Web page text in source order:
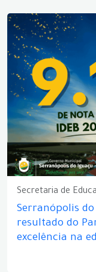
Secretaria de
Serranópolis
resultado do
excelência na